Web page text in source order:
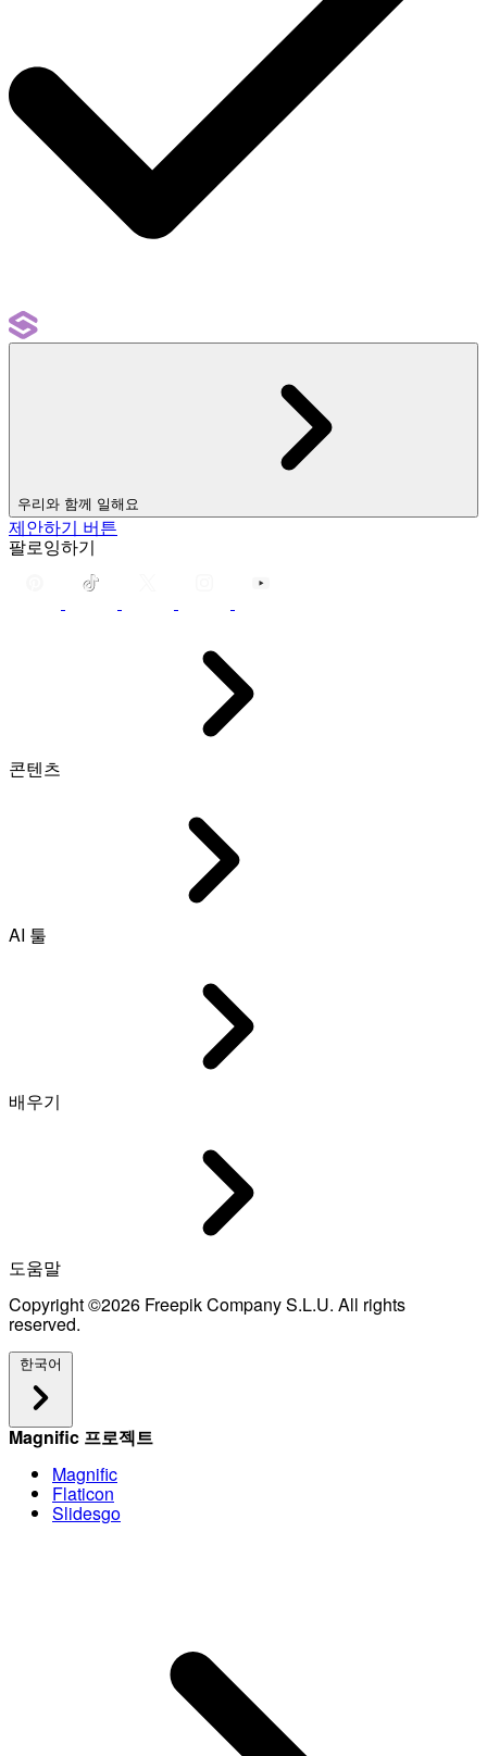
우리와 함께 일해요
제안하기 버튼
팔로잉하기
콘텐츠
AI 툴
배우기
도움말
Copyright ©2026 Freepik Company S.L.U. All rights
reserved.
한국어
Magnific 프로젝트
Magnific
Flaticon
Slidesgo